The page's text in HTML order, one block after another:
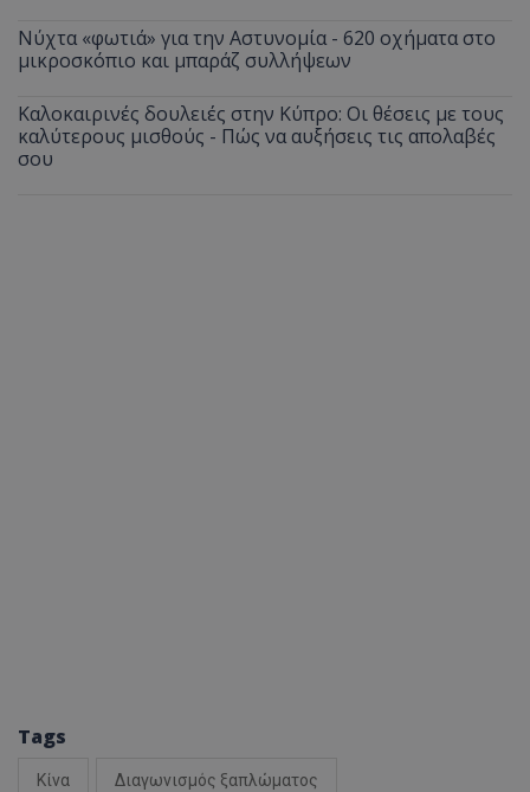
Νύχτα «φωτιά» για την Αστυνομία - 620 οχήματα στο
μικροσκόπιο και μπαράζ συλλήψεων
Καλοκαιρινές δουλειές στην Κύπρο: Οι θέσεις με τους
καλύτερους μισθούς - Πώς να αυξήσεις τις απολαβές
σου
Tags
Κίνα Διαγωνισμός ξαπλώματος